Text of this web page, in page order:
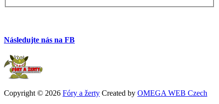
Následujte nás na FB
Copyright © 2026 Fóry a žerty Created by OMEGA WEB Czech